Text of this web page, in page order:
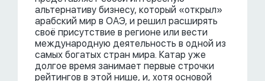
альтернативу бизнесу, который «открыл»
арабский мир в ОАЭ, и решил расширять
своё присутствие в регионе или вести
международную деятельность в одной из
самых богатых стран мира. Катар уже
долгое время занимает первые строчки
рейтингов в этой нише, и, хотя основой